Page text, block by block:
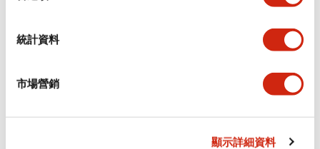
統計資料
市場營銷
顯示詳細資料